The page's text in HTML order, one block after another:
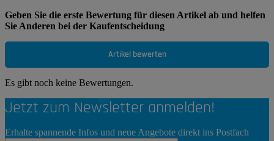
Geben Sie die erste Bewertung für diesen Artikel ab und helfen
Sie Anderen bei der Kaufentscheidung
Artikel bewerten
Es gibt noch keine Bewertungen.
Jetzt zum Newsletter anmelden!
Erhalte spannende Infos und neue Angebote direkt ins Postfach